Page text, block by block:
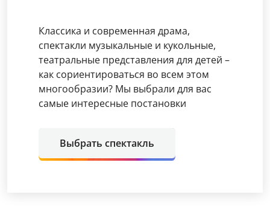
Классика и современная драма,
спектакли музыкальные и кукольные,
театральные представления для детей –
как сориентироваться во всем этом
многообразии? Мы выбрали для вас
самые интересные постановки
Выбрать спектакль